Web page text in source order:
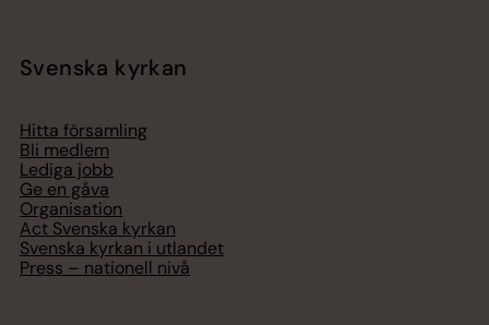
Svenska kyrkan
Hitta församling
Bli medlem
Lediga jobb
Ge en gåva
Organisation
Act Svenska kyrkan
Svenska kyrkan i utlandet
Press – nationell nivå